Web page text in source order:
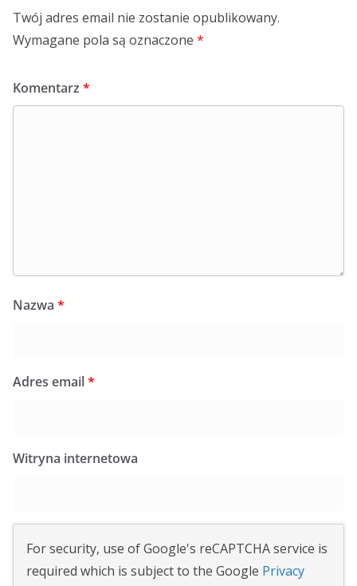
Twój adres email nie zostanie opublikowany.
Wymagane pola są oznaczone *
Komentarz *
Nazwa *
Adres email*
Witryna internetowa
For security, use of Google's reCAPTCHA service is
required which is subject to the Google Privacy